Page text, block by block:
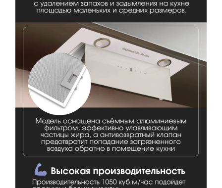
Ваш номер
Оформить заказ
Отправить отзыв
С условиями "Пользовательского соглашения" ознакомлен